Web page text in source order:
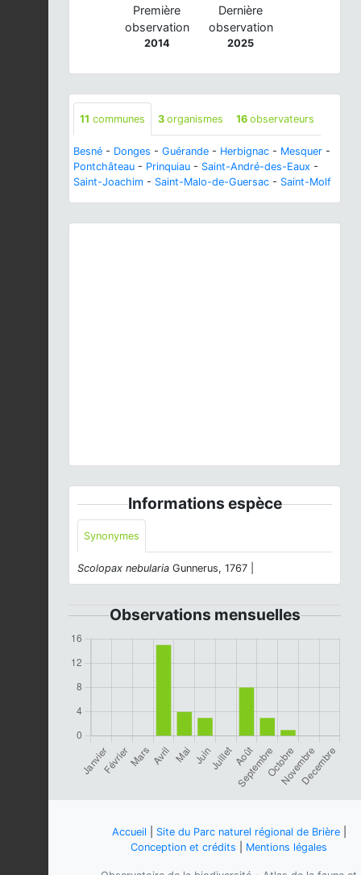
Première
observation
2014
Dernière
observation
2025
11 communes 3 organismes 16 observateurs
Besné - Donges - Guérande - Herbignac - Mesquer -
Pontchâteau - Prinquiau - Saint-André-des-Eaux -
Saint-Joachim - Saint-Malo-de-Guersac - Saint-Molf
Informations espèce
Synonymes
Scolopax nebularia Gunnerus, 1767 |
Observations mensuelles
Accueil Site du Parc naturel régional de Brière|
Conception et crédits
Mentions légales